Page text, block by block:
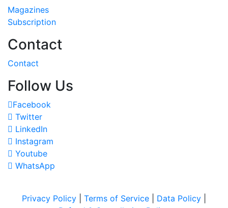
Magazines
Subscription
Contact
Contact
Follow Us
Facebook
Twitter
LinkedIn
Instagram
Youtube
WhatsApp
Privacy Policy Terms of Service Data Policy